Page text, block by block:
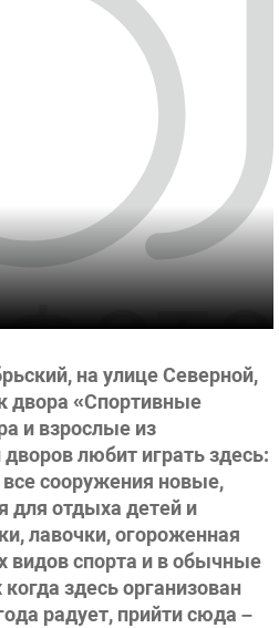
на улице Северной,
двора «Спортивные
и взрослые из
любит играть здесь:
все сооружения новые,
для отдыха детей и
лавочки, огороженная
видов спорта и в обычные
здесь организован
радует, прийти сюда –